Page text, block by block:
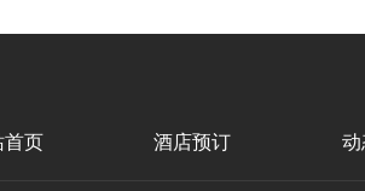
首页 酒店预订 动